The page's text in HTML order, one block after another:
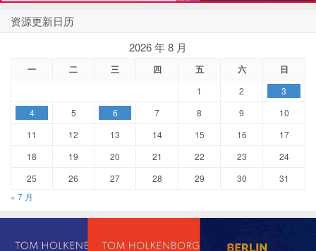
资源更新日历
2026 年 8 月
一 二 三 四 五 六 日
1 2
3
4
5 6 7 8 9
10
11
12 13 14 15 16
17
18
19 20 21 22 23
24
25
26 27 28 29 30
31
« 7 月